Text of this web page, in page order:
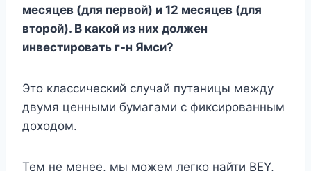
месяцев (для первой) и 12 месяцев (для
второй). В какой из них должен
инвестировать г-н Ямси?
Это классический случай путаницы между
двумя ценными бумагами с фиксированным
доходом.
Тем не менее, мы можем легко найти BEY,